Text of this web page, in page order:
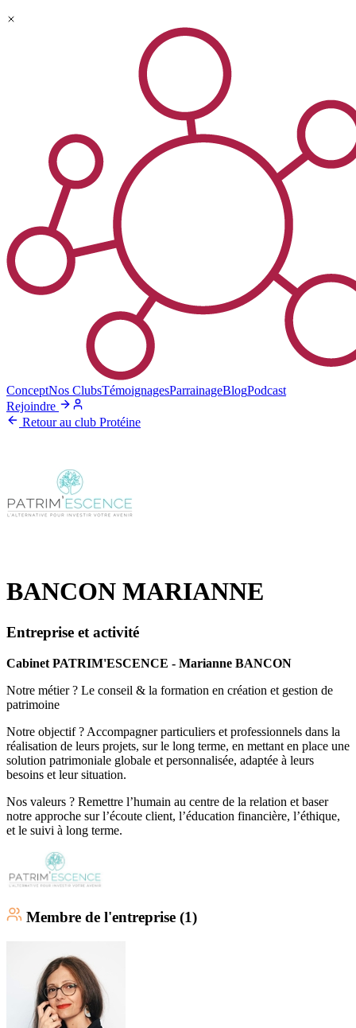
ConceptNos ClubsTémoignagesParrainageBlogPodcast
Rejoindre
Retour au club Protéine
BANCON MARIANNE
Entreprise et activité
Cabinet PATRIM'ESCENCE - Marianne BANCON
Notre métier ? Le conseil & la formation en création et gestion de
patrimoine
Notre objectif ? Accompagner particuliers et professionnels dans la
réalisation de leurs projets, sur le long terme, en mettant en place une
solution patrimoniale globale et personnalisée, adaptée à leurs
besoins et leur situation.
Nos valeurs ? Remettre l’humain au centre de la relation et baser
notre approche sur l’écoute client, l’éducation financière, l’éthique,
et le suivi à long terme.
Membre de l'entreprise (1)